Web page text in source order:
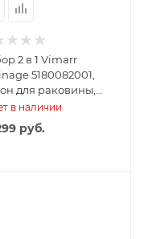
2 в 1 Vimarr
5180082001,
для раковины,
клапан,
белый
в наличии
руб.